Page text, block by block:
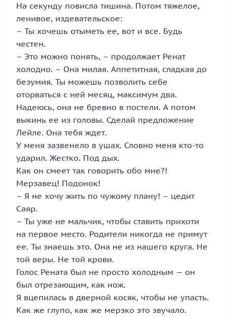
На секунду повисла тишина. Потом тяжелое,
ленивое, издевательское:
– Ты хочешь отыметь ее, вот и все. Будь
честен.
– Это можно понять, – продолжает Ренат
холодно. – Она милая. Аппетитная, сладкая до
безумия. Ты можешь позволить себе
оторваться с ней месяц, максимум два.
Надеюсь, она не бревно в постели. А потом
выкинь ее из головы. Сделай предложение
Лейле. Она тебя ждет.
У меня зазвенело в ушах. Словно меня кто-то
ударил. Жестко. Под дых.
Как он смеет так говорить обо мне?!
Мерзавец! Подонок!
– Я не хочу жить по чужому плану! – цедит
Саяр.
– Ты уже не мальчик, чтобы ставить прихоти
на первое место. Родители никогда не примут
ее. Ты знаешь это. Она не из нашего круга. Не
той веры. Не той крови.
Голос Рената был не просто холодным — он
был отрезающим, как нож.
Я вцепилась в дверной косяк, чтобы не упасть.
Как же глупо, как же мерзко это звучало.